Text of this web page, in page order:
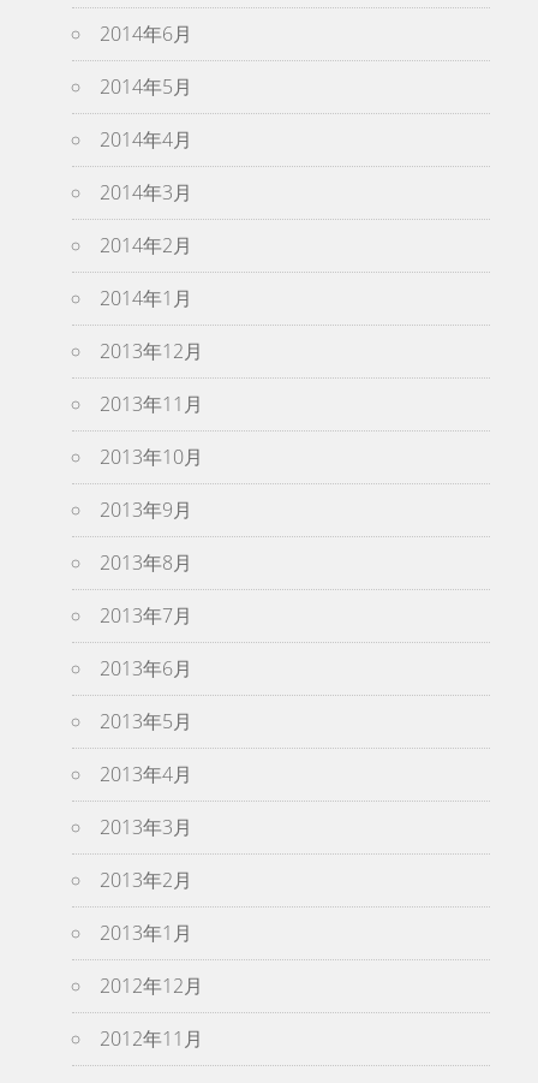
2014年6月
2014年5月
2014年4月
2014年3月
2014年2月
2014年1月
2013年12月
2013年11月
2013年10月
2013年9月
2013年8月
2013年7月
2013年6月
2013年5月
2013年4月
2013年3月
2013年2月
2013年1月
2012年12月
2012年11月